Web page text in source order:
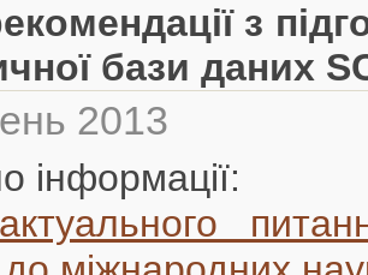
з
бази даних
2013
інформації: